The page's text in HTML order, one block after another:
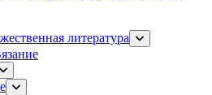
литература